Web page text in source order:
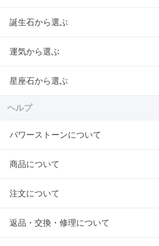
誕生石から選ぶ
運気から選ぶ
星座石から選ぶ
ヘルプ
パワーストーンについて
商品について
注文について
返品・交換・修理について